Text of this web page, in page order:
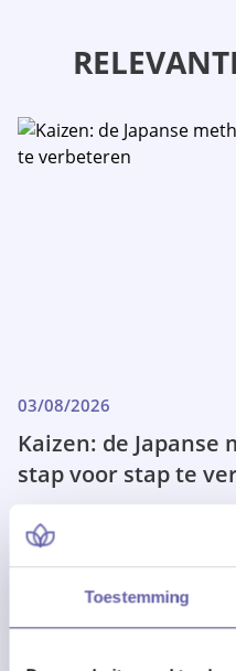
Toestemming
03/08/2026
Kaizen: de
stap voor stap te
Nu lezen